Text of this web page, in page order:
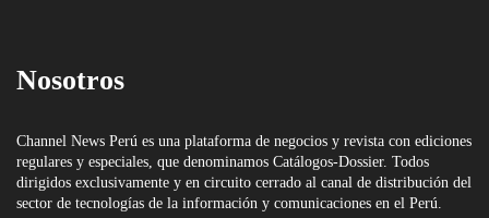
Nosotros
Channel News Perú es una plataforma de negocios y revista con ediciones
regulares y especiales, que denominamos Catálogos-Dossier. Todos
dirigidos exclusivamente y en circuito cerrado al canal de distribución del
sector de tecnologías de la información y comunicaciones en el Perú.